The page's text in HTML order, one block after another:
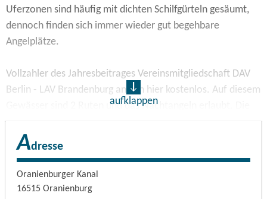
Uferzonen sind häufig mit dichten Schilfgürteln gesäumt,
dennoch finden sich immer wieder gut begehbare
Angelplätze.
Vollzahler des Jahresbeitrages Vereinsmitgliedschaft DAV
Berlin - LAV Brandenburg angeln hier kostenlos. Auf diesem
Gewässer sind 2 Ruten und das Nachtangeln erlaubt. Die
oder Monatskarte. Bewirtschaftet wird dieses Gewässer
Gewässernummer P 14-203, wo es auch Tages,- Wochen-
und Monatskarten gibt.
aufklappen
Adresse
Oranienburger Kanal
16515 Oranienburg